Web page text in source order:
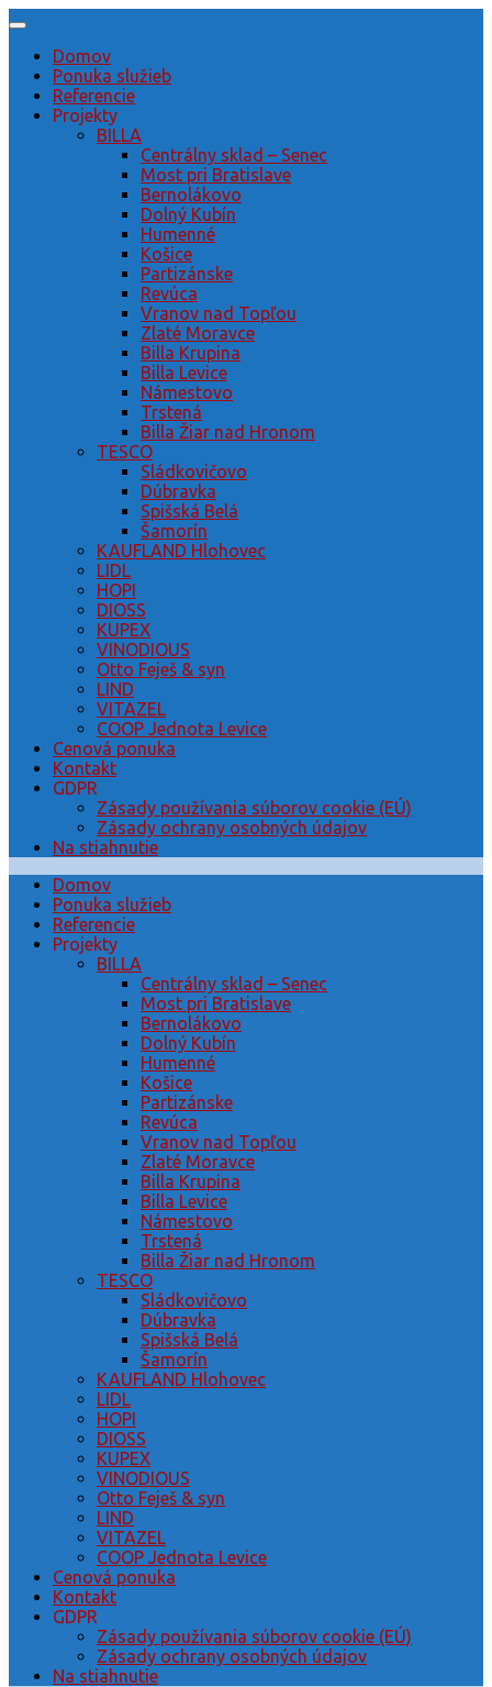
Preskočiť
obsahDomov
Ponuka služieb
Referencie
Projekty
BILLA
Centrálny sklad – Senec
Most pri Bratislave
Bernolákovo
Dolný Kubín
Humenné
Košice
Partizánske
Revúca
Vranov nad Topľou
Zlaté Moravce
Billa Krupina
Billa Levice
Námestovo
Trstená
Billa Žiar nad Hronom
TESCO
Sládkovičovo
Dúbravka
Spišská Belá
Šamorín
KAUFLAND Hlohovec
LIDL
HOPI
DIOSS
KUPEX
VINODIOUS
Otto Feješ & syn
LIND
VITAZEL
COOP Jednota Levice
Cenová ponuka
Kontakt
GDPR
Zásady používania súborov cookie (EÚ)
Zásady ochrany osobných údajov
Na stiahnutie
Domov
Ponuka služieb
Referencie
Projekty
BILLA
Centrálny sklad – Senec
Most pri Bratislave
Bernolákovo
Dolný Kubín
Humenné
Košice
Partizánske
Revúca
Vranov nad Topľou
Zlaté Moravce
Billa Krupina
Billa Levice
Námestovo
Trstená
Billa Žiar nad Hronom
TESCO
Sládkovičovo
Dúbravka
Spišská Belá
Šamorín
KAUFLAND Hlohovec
LIDL
HOPI
DIOSS
KUPEX
VINODIOUS
Otto Feješ & syn
LIND
VITAZEL
COOP Jednota Levice
Cenová ponuka
Kontakt
GDPR
Zásady používania súborov cookie (EÚ)
Zásady ochrany osobných údajov
Na stiahnutie